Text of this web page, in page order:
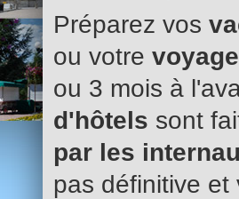
Préparez vos
ou votre
ou 3 mois à
d'hôtels sont
par les
pas définitive et